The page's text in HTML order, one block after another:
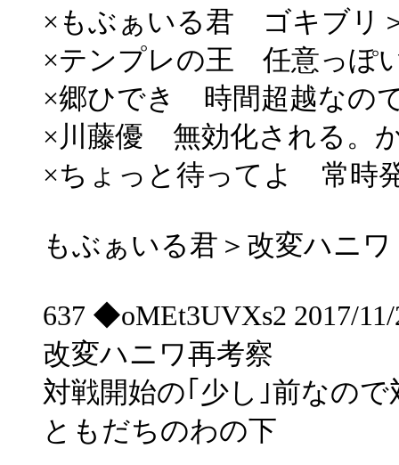
×もぶぁいる君 ゴキブリ
×テンプレの王 任意っぽ
×郷ひでき 時間超越なの
×川藤優 無効化される。
×ちょっと待ってよ 常時
もぶぁいる君＞改変ハニ
637 ◆oMEt3UVXs2 2017/
改変ハニワ再考察
対戦開始の｢少し｣前なの
ともだちのわの下